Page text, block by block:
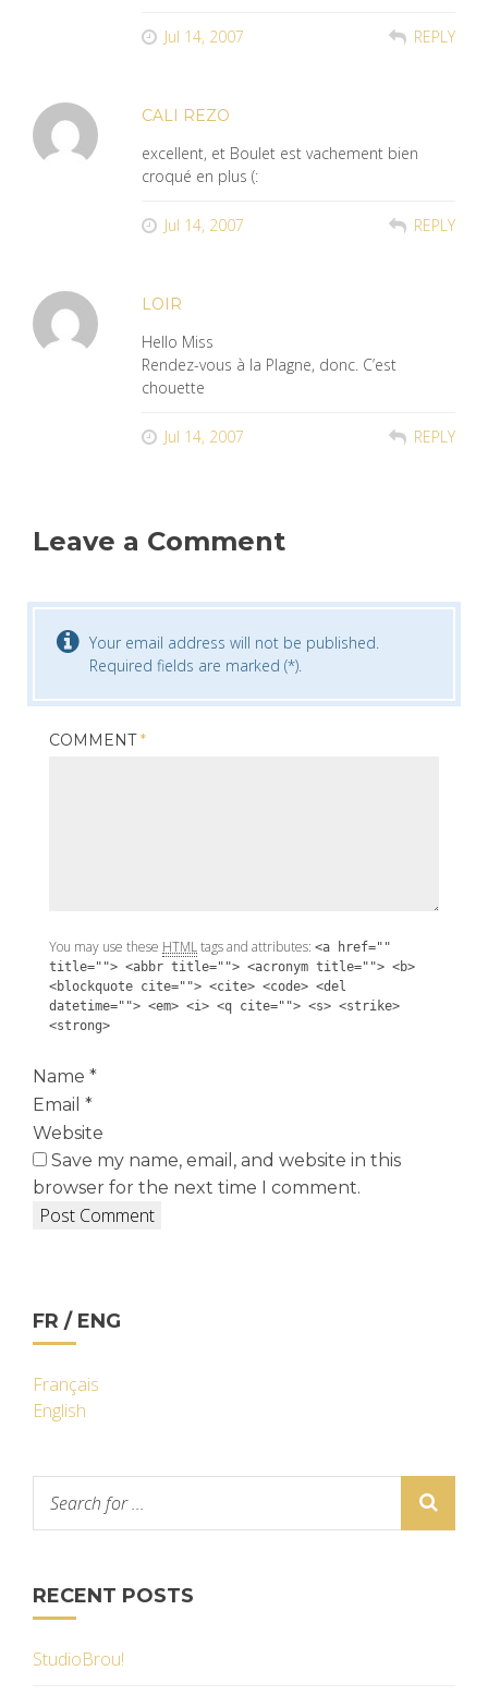
Jul 14, 2007 REPLY
CALI REZO
excellent, et Boulet est vachement bien
croqué en plus (:
Jul 14, 2007 REPLY
LOIR
Hello Miss
Rendez-vous à la Plagne, donc. C’est
chouette
Jul 14, 2007 REPLY
Leave a Comment
Your email address will not be published.
Required fields are marked (*).
COMMENT*
You may use these HTMLtags and attributes: <a href=""
title=""> <abbr title=""> <acronym title=""> <b>
<blockquote cite=""> <cite> <code> <del
datetime=""> <em> <i> <q cite=""> <s> <strike>
<strong>
Name *
Email *
Website
Save my name, email, and website in this
browser for the next time I comment.
FR / ENG
Français
English
RECENT POSTS
StudioBrou!